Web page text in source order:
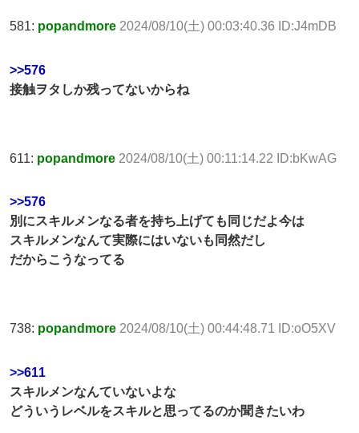
581: popandmore 2024/08/10(土) 00:03:40.36 ID:J4mDB
>>576
接触ヲタしか残ってないからね
611: popandmore 2024/08/10(土) 00:11:14.22 ID:bKwAG
>>576
別にスキルメンなる者を持ち上げても同じだよ今は
スキルメンなんて実際にはいないも同然だし
だからこうなってる
738: popandmore 2024/08/10(土) 00:44:48.71 ID:oO5XV
>>611
スキルメンなんていないよな
どういうレベルをスキルと思ってるのか聞きたいわ